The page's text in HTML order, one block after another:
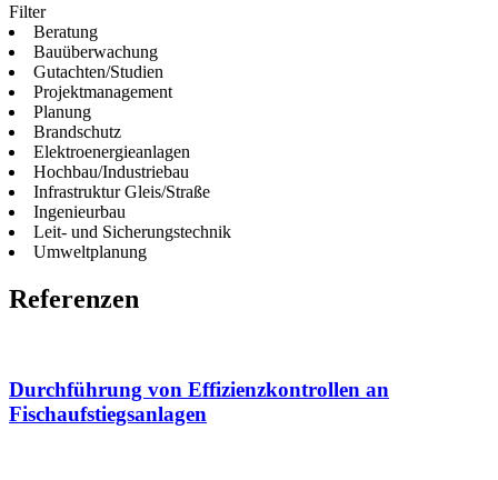
Filter
Beratung
Bauüberwachung
Gutachten/Studien
Projektmanagement
Planung
Brandschutz
Elektroenergieanlagen
Hochbau/Industriebau
Infrastruktur Gleis/Straße
Ingenieurbau
Leit- und Sicherungstechnik
Umweltplanung
Referenzen
Durchführung von Effizienzkontrollen an
Fischaufstiegsanlagen